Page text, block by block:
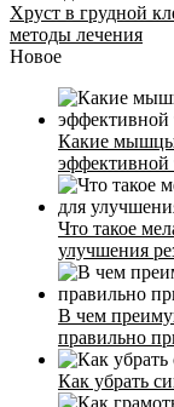
Хруст в грудной
методы лечения
Новое
Какие мышцы
эффективной
Что такое
улучшения
В чем
правильно
Как убрать